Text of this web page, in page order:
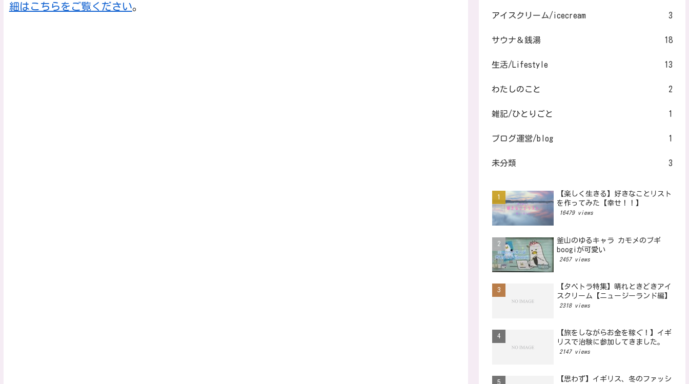
細はこちらをご覧ください。
アイスクリーム/icecream 3
サウナ＆銭湯 18
生活/Lifestyle 13
わたしのこと 2
雑記/ひとりごと 1
ブログ運営/blog 1
未分類 3
【楽しく生きる】好きなことリスト
を作ってみた【幸せ！！】
16479 views
釜山のゆるキャラ カモメのブギ
boogiが可愛い
2457 views
【タベトラ特集】晴れときどきアイ
スクリーム【ニュージーランド編】
2318 views
【旅をしながらお金を稼ぐ！】イギ
リスで治験に参加してきました。
2147 views
【思わず】イギリス、冬のファッシ